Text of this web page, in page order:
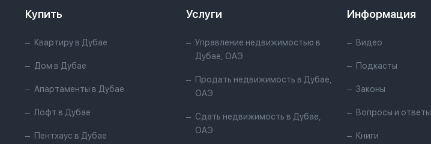
Купить
Квартиру в Дубае
Дом в Дубае
Апартаменты в Дубае
Лофт в Дубае
Пентхаус в Дубае
Услуги
Управление недвижимостью в
Дубае, ОАЭ
Продать недвижимость в Дубае,
ОАЭ
Сдать недвижимость в Дубае,
ОАЭ
Информация
Видео
Подкасты
Законы
Вопросы и ответы
Книги